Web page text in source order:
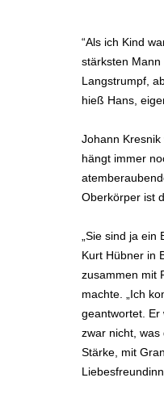
“Als ich Kind
stärksten
Langstrumpf,
hieß Hans,
Johann
hängt immer
Oberkörper ist
„Sie sind ja
Kurt Hübner in
zusammen mit
machte. „Ich
geantwortet. Er
zwar nicht,
Stärke, mit